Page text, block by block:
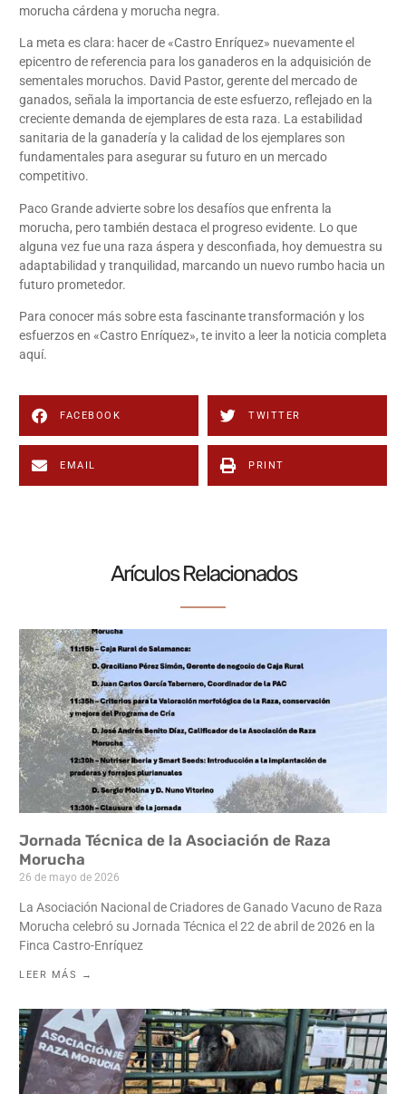
morucha cárdena y morucha negra.
La meta es clara: hacer de «Castro Enríquez» nuevamente el
epicentro de referencia para los ganaderos en la adquisición de
sementales moruchos. David Pastor, gerente del mercado de
ganados, señala la importancia de este esfuerzo, reflejado en la
creciente demanda de ejemplares de esta raza. La estabilidad
sanitaria de la ganadería y la calidad de los ejemplares son
fundamentales para asegurar su futuro en un mercado
competitivo.
Paco Grande advierte sobre los desafíos que enfrenta la
morucha, pero también destaca el progreso evidente. Lo que
alguna vez fue una raza áspera y desconfiada, hoy demuestra su
adaptabilidad y tranquilidad, marcando un nuevo rumbo hacia un
futuro prometedor.
Para conocer más sobre esta fascinante transformación y los
esfuerzos en «Castro Enríquez», te invito a leer la noticia completa
aquí.
FACEBOOK TWITTER
EMAIL PRINT
Arículos Relacionados
Jornada Técnica de la Asociación de Raza
Morucha
26 de mayo de 2026
La Asociación Nacional de Criadores de Ganado Vacuno de Raza
Morucha celebró su Jornada Técnica el 22 de abril de 2026 en la
Finca Castro-Enríquez
LEER MÁS →